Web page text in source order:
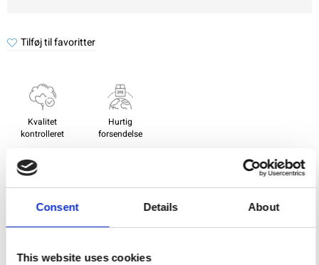
Consent Details About
This website uses cookies
Tilføj til favoritter
Kvalitet
kontrolleret
Hurtig
forsendelse
Specifikation
Bredde
112,00
Materiale